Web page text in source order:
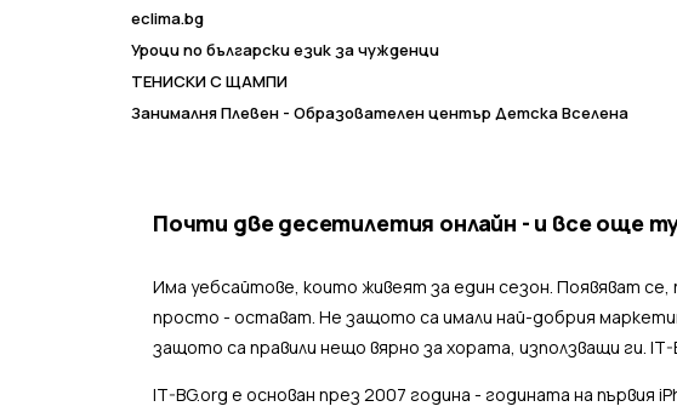
eclima.bg
Уроци по български език за чужденци
ТЕНИСКИ С ЩАМПИ
Занималня Плевен - Образователен център Детска Вселена
Почти две десетилетия онлайн - и все още
Има уебсайтове, които живеят за един сезон. Появяват
просто - остават. Не защото са имали най-добрия
защото са правили нещо вярно за хората, използващи ги.
IT-BG.org е основан през 2007 година - годината на